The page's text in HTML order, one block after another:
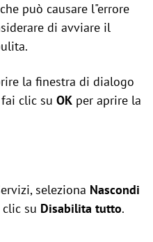
può causare l"errore
di avviare il
la finestra di dialogo
clic su OK per aprire la
seleziona Nascondi
su Disabilita tutto.